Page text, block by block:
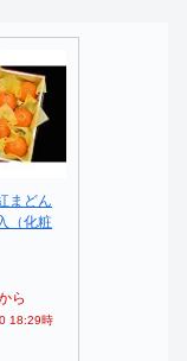
まどん
（化粧
ら
18:29時